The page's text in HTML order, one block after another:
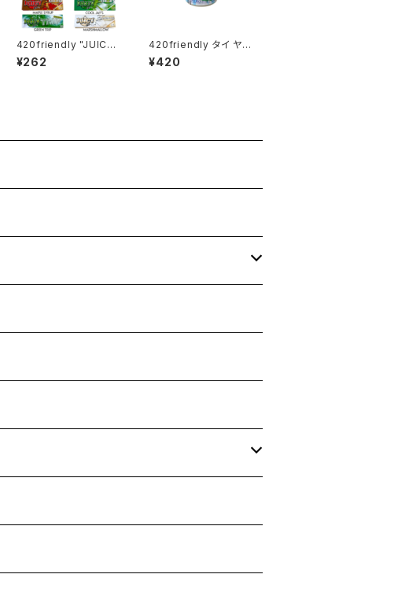
420friendly "JUICY
JAY’S" フレーバーペー
パー（1¼サイズ ／ 32
¥262
420friendly タイ ヤー
ドム（嗅ぎ薬）／Pim-S
aen Balm Oil
¥420